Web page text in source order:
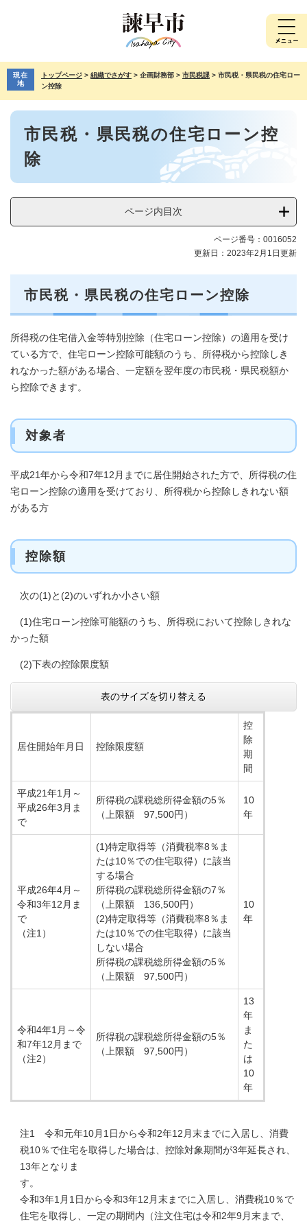
先
で
を
ば
現在
地
トップページ > 組織でさがす > 企画財務部 > 市民税課 > 市民税・県民税の住宅ロー
ン控除
本
市民税・県民税の住宅ローン控
除
ページ内目次
ページ番号：0016052
更新日：2023年2月1日更新
市民税・県民税の住宅ローン控除
所得税の住宅借入金等特別控除（住宅ローン控除）の適用を受け
ている方で、住宅ローン控除可能額のうち、所得税から控除しき
れなかった額がある場合、一定額を翌年度の市民税・県民税額か
ら控除できます。
対象者
平成21年から令和7年12月までに居住開始された方で、所得税の住
宅ローン控除の適用を受けており、所得税から控除しきれない額
がある方
控除額
次の(1)と(2)のいずれか小さい額
(1)住宅ローン控除可能額のうち、所得税において控除しきれな
かった額
(2)下表の控除限度額
表のサイズを切り替える
居住開始年月日 控除限度額
控
除
期
間
平成21年1月～
平成26年3月ま
で
所得税の課税総所得金額の5％
（上限額 97,500円）
10
年
平成26年4月～
令和3年12月ま
で
（注1）
(1)特定取得等（消費税率8％ま
たは10％での住宅取得）に該当
する場合
所得税の課税総所得金額の7％
（上限額 136,500円）
(2)特定取得等（消費税率8％ま
たは10％での住宅取得）に該当
しない場合
所得税の課税総所得金額の5％
（上限額 97,500円）
10
年
令和4年1月～令
和7年12月まで
（注2）
所得税の課税総所得金額の5％
（上限額 97,500円）
13
年
ま
た
は
10
年
注1 令和元年10月1日から令和2年12月末までに入居し、消費
税10％で住宅を取得した場合は、控除対象期間が3年延長され、
13年となりま
令和3年1月1日から令和3年12月末までに入居し、消費税10％で
住宅を取得し、一定の期間内 （注文住宅は令和2年9月末まで、